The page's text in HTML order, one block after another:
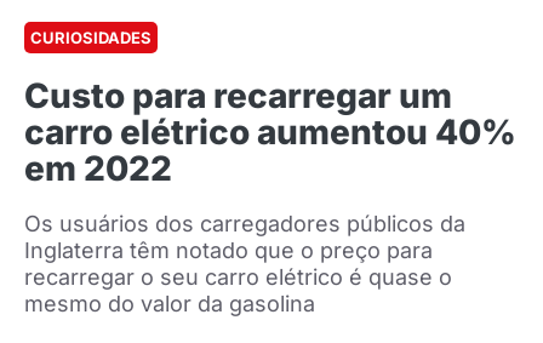
CURIOSIDADES
Custo para recarregar um
carro elétrico aumentou 40%
em 2022
Os usuários dos carregadores públicos da
Inglaterra têm notado que o preço para
recarregar o seu carro elétrico é quase o
mesmo do valor da gasolina